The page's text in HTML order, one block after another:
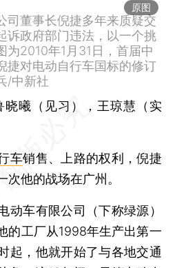
原图
司董事长倪捷多年来质疑交
诉政府部门违法，以一个挑
为2010年1月31日，首届中
捷对电动自行车国标的修订
/中新社
晓曦（见习），王琼慧（实
车销售、上路的权利，倪捷
次他的战场在广州。
动车有限公司（下称绿源）
的工厂从1998年生产出第一
起，他就开始了与各地交通